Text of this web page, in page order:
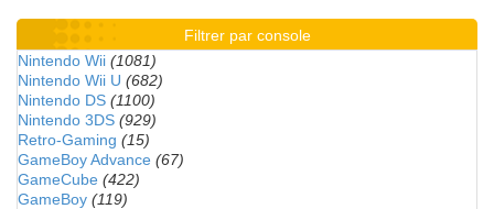
Filtrer par console
Nintendo Wii (1081)
Nintendo Wii U (682)
Nintendo DS (1100)
Nintendo 3DS (929)
Retro-Gaming (15)
GameBoy Advance (67)
GameCube (422)
GameBoy (119)